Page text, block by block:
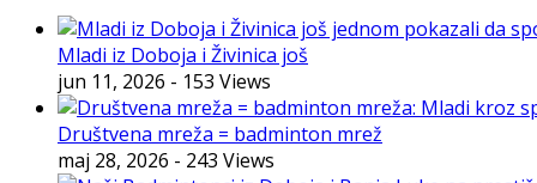
Mladi iz Doboja i Živinica još
jun 11, 2026 - 153 Views
Društvena mreža = badminton mrež
maj 28, 2026 - 243 Views